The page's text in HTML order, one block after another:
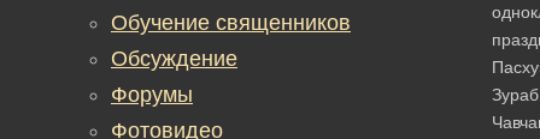
Зураб
Обучение священников
Обсуждение
Форумы
Фотовидео